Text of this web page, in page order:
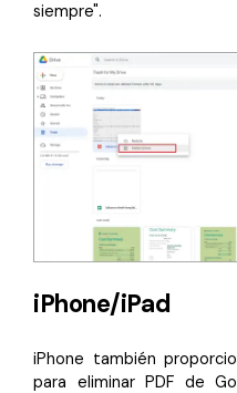
siempre".
iPhone/iPad
iPhone también
para eliminar PDF de